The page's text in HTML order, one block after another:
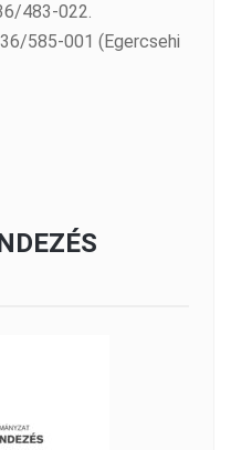
483-022.
585-001 (Egercsehi